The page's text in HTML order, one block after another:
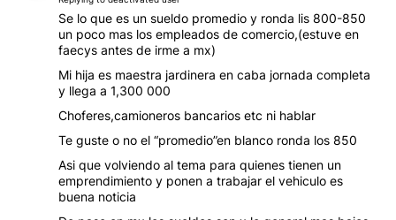
Se lo que es un sueldo promedio y ronda lis 800-850
un poco mas los empleados de comercio,(estuve en
faecys antes de irme a mx)
Mi hija es maestra jardinera en caba jornada completa
y llega a 1,300 000
Choferes,camioneros bancarios etc ni hablar
Te guste o no el “promedio”en blanco ronda los 850
Asi que volviendo al tema para quienes tienen un
emprendimiento y ponen a trabajar el vehiculo es
buena noticia